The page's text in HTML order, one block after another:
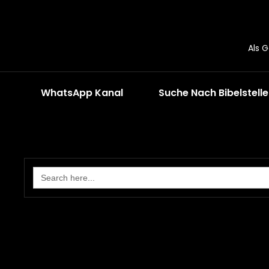
Als
WhatsApp Kanal Suche Nach
Search
for: